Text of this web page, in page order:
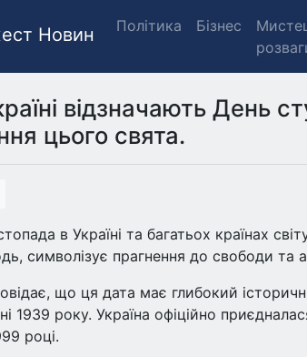
Новин Політика Бізнес
відзначають День
цього свята.
в Україні та багатьох країнах
символізує прагнення до свободи та
що ця дата має глибокий
1939 року. Україна офіційно
році.